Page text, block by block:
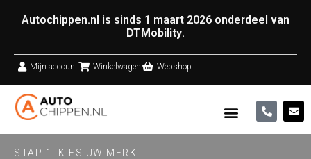
Autochippen.nl is sinds 1 maart 2026 onderdeel van
DTMobility.
Mijn account Winkelwagen Webshop
STAP 1: KIES UW MERK